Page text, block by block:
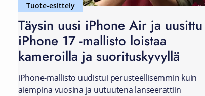
Tuote-esittely
Täysin uusi iPhone Air ja uusittu
iPhone 17 -mallisto loistaa
kameroilla ja suorituskyvyllä
iPhone-mallisto uudistui perusteellisemmin kuin
aiempina vuosina ja uutuutena lanseerattiin